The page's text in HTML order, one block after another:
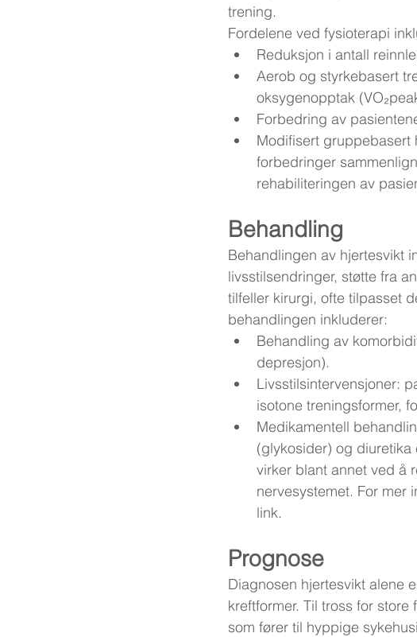
trening.
Fordelene ved fysioterapi
Reduksjon i antall
Aerob og styrkebasert
oksygenopptak
Forbedring av
Modifisert gruppebasert
forbedringer
rehabiliteringen av
Behandling
Behandlingen av hjertesvikt
livsstilsendringer, støtte fra
tilfeller kirurgi, ofte tilpasset
behandlingen inkluderer:
Behandling av
depresjon).
Livsstilsintervensjoner:
isotone treningsformer,
Medikamentell
(glykosider) og
virker blant annet ved å
nervesystemet. For mer
link.
Prognose
Diagnosen hjertesvikt alene
kreftformer. Til tross for
som fører til hyppige